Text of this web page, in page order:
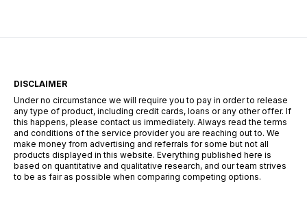
decisiones responsables. ¿Qué tipos de […]
DISCLAIMER
Under no circumstance we will require you to pay in order to release
any type of product, including credit cards, loans or any other offer. If
this happens, please contact us immediately. Always read the terms
and conditions of the service provider you are reaching out to. We
make money from advertising and referrals for some but not all
products displayed in this website. Everything published here is
based on quantitative and qualitative research, and our team strives
to be as fair as possible when comparing competing options.